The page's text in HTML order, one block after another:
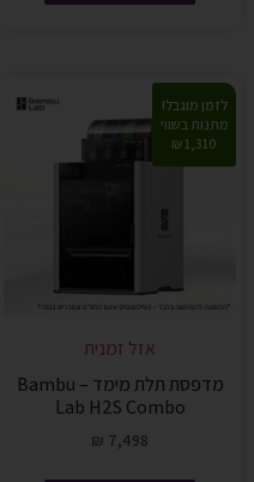
לזמן מוגבל!
מתנות בשווי
1,310 ₪
אזל זמנית
מדפסת תלת מימד – Bambu
Lab H2S Combo
₪ 7,498